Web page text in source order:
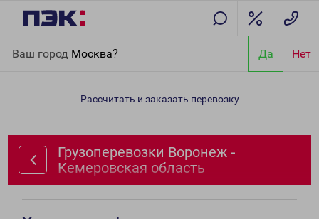
Ваш город Москва? Да Нет
Кемеровская область
Рассчитать и заказать перевозку
Грузоперевозки Воронеж -
Кемеровская область